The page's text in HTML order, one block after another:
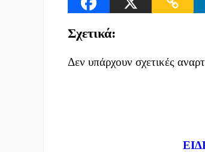
Σχετικά:
Δεν υπάρχουν σχετικές